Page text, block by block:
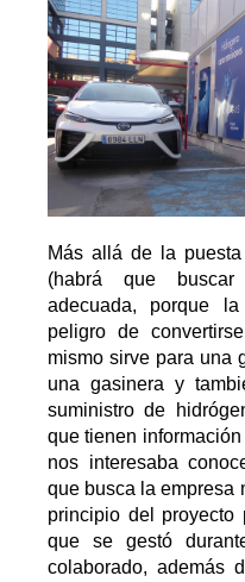
Más allá de la
(habrá que
adecuada, porque la
peligro de
mismo sirve para una
una gasinera y
suministro de
que tienen
nos interesaba
que busca la empresa
principio del
que se gestó
colaborado, además